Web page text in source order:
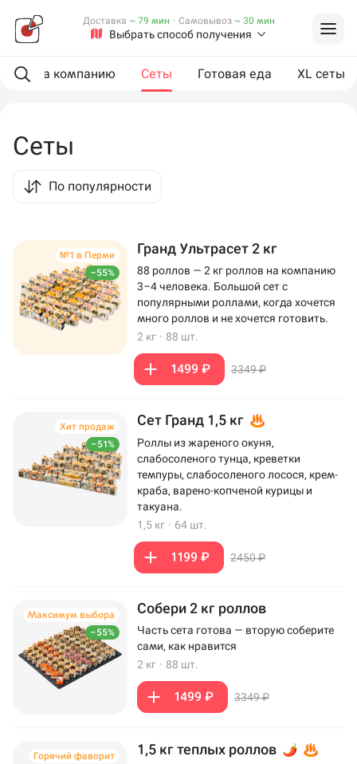
Выбрать способ получения
Доставка ~ 79 мин · Самовывоз ~ 30 мин
На компанию Сеты Готовая еда XL сеты
Сеты
По популярности
–55%
№1 в Перми Гранд Ультрасет 2 кг
88 роллов — 2 кг роллов на компанию
3–4 человека. Большой сет с
популярными роллами, когда хочется
много роллов и не хочется готовить.
2 кг · 88 шт.
1499 ₽ 3349 ₽
–51%
Хит продаж Сет Гранд 1,5 кг
Роллы из жареного окуня,
слабосоленого тунца, креветки
темпуры, слабосоленого лосося, крем-
краба, варено-копченой курицы и
такуана.
1,5 кг · 64 шт.
1199 ₽ 2450 ₽
–55%
Максимум выбора Собери 2 кг роллов
Часть сета готова — вторую соберите
сами, как нравится
2 кг · 88 шт.
1499 ₽ 3349 ₽
Горячий фаворит 1,5 кг теплых роллов